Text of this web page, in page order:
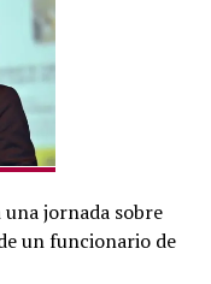
jornada sobre
un funcionario de